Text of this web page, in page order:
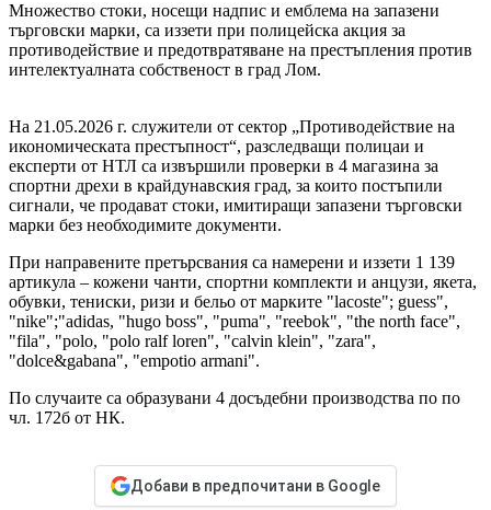
Множество стоки, носещи надпис и емблема на запазени
търговски марки, са иззети при полицейска акция за
противодействие и предотвратяване на престъпления против
интелектуалната собственост в град Лом.
На 21.05.2026 г. служители от сектор „Противодействие на
икономическата престъпност“, разследващи полицаи и
експерти от НТЛ са извършили проверки в 4 магазина за
спортни дрехи в крайдунавския град, за които постъпили
сигнали, че продават стоки, имитиращи запазени търговски
марки без необходимите документи.
При направените претърсвания са намерени и иззети 1 139
артикула – кожени чанти, спортни комплекти и анцузи, якета,
обувки, тениски, ризи и бельо от марките "lacoste"; guess",
"nike";"adidas, "hugo boss", "puma", "reebok", "the north face",
"fila", "polo, "polo ralf loren", "calvin klein", "zara",
"dolce&gabana", "empotio armani".
По случаите са образувани 4 досъдебни производства по по
чл. 172б от НК.
Добави в предпочитани в Google